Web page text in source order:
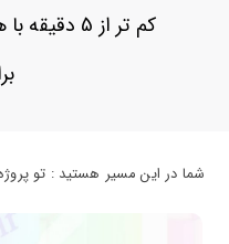
حساب
کم تر از 5 دقیقه با هوش مصنوعی
شما در این مسیر هستید : تو پروژه